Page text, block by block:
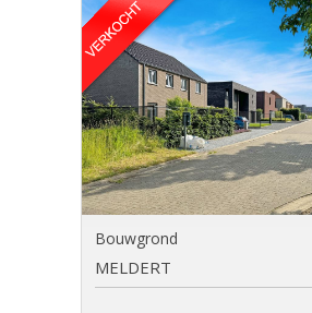
Bouwgrond
MELDERT